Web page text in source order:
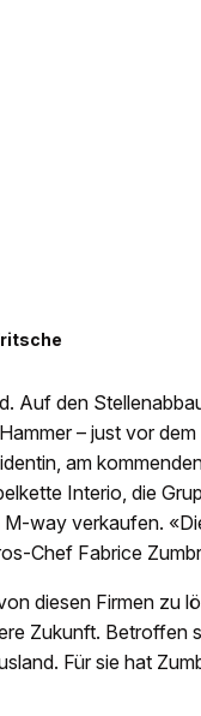
Auf den
– just vor
am
Interio, die
way verkaufen.
Chef Fabrice
diesen Firmen zu
Zukunft. Betroffen
Für sie hat